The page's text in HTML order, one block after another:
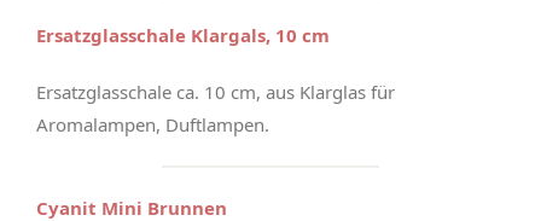
Ersatzglasschale Klargals, 10 cm
Ersatzglasschale ca. 10 cm, aus Klarglas für
Aromalampen, Duftlampen.
Cyanit Mini Brunnen